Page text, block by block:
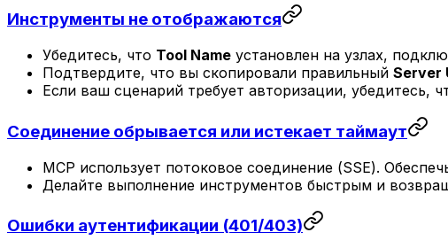
Инструменты не отображаются
Убедитесь, что Tool Name установлен на узлах,
Подтвердите, что вы скопировали правильный Server
Если ваш сценарий требует авторизации, убедитесь,
Соединение обрывается или истекает таймаут
MCP использует потоковое соединение (SSE).
Делайте выполнение инструментов быстрым и
Ошибки аутентификации (401/403)